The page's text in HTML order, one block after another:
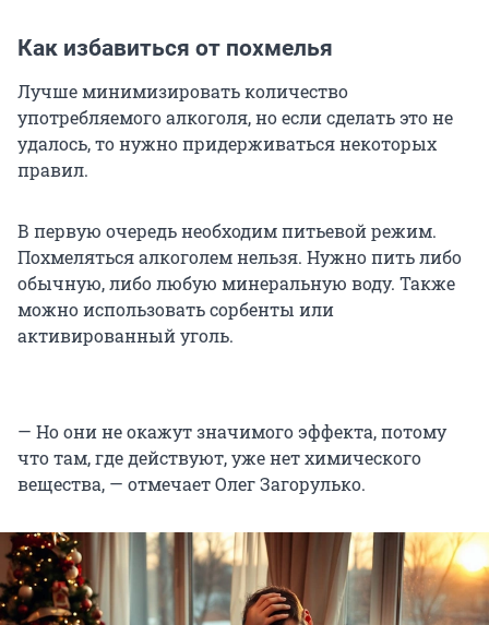
Как избавиться от похмелья
Лучше минимизировать количество
употребляемого алкоголя, но если сделать это не
удалось, то нужно придерживаться некоторых
правил.
В первую очередь необходим питьевой режим.
Похмеляться алкоголем нельзя. Нужно пить либо
обычную, либо любую минеральную воду. Также
можно использовать сорбенты или
активированный уголь.
— Но они не окажут значимого эффекта, потому
что там, где действуют, уже нет химического
вещества, — отмечает Олег Загорулько.